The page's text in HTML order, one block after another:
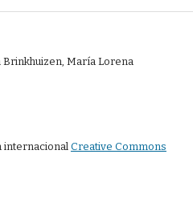
Brinkhuizen, María Lorena
internacional Creative Commons